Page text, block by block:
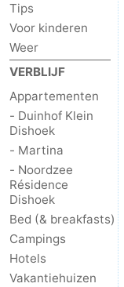
Tips
Voor kinderen
Weer
VERBLIJF
Appartementen
- Duinhof Klein
Dishoek
- Martina
- Noordzee
Résidence
Dishoek
Bed (& breakfasts)
Campings
Hotels
Vakantiehuizen